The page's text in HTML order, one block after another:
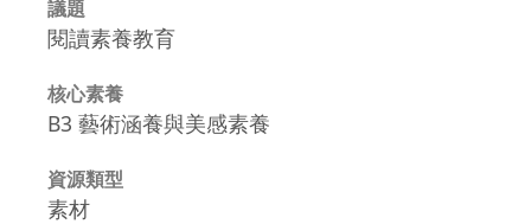
議題
閱讀素養教育
核心素養
B3 藝術涵養與美感素養
資源類型
素材